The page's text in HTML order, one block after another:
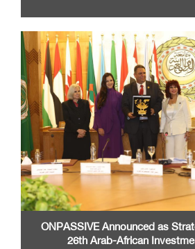
ONPASSIVE Announced as
26th Arab-African